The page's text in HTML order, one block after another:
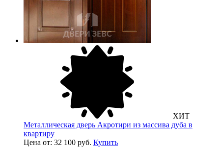
ХИТ
Металлическая дверь Акротири из массива дуба в
квартиру
Цена от: 32 100 руб. Купить